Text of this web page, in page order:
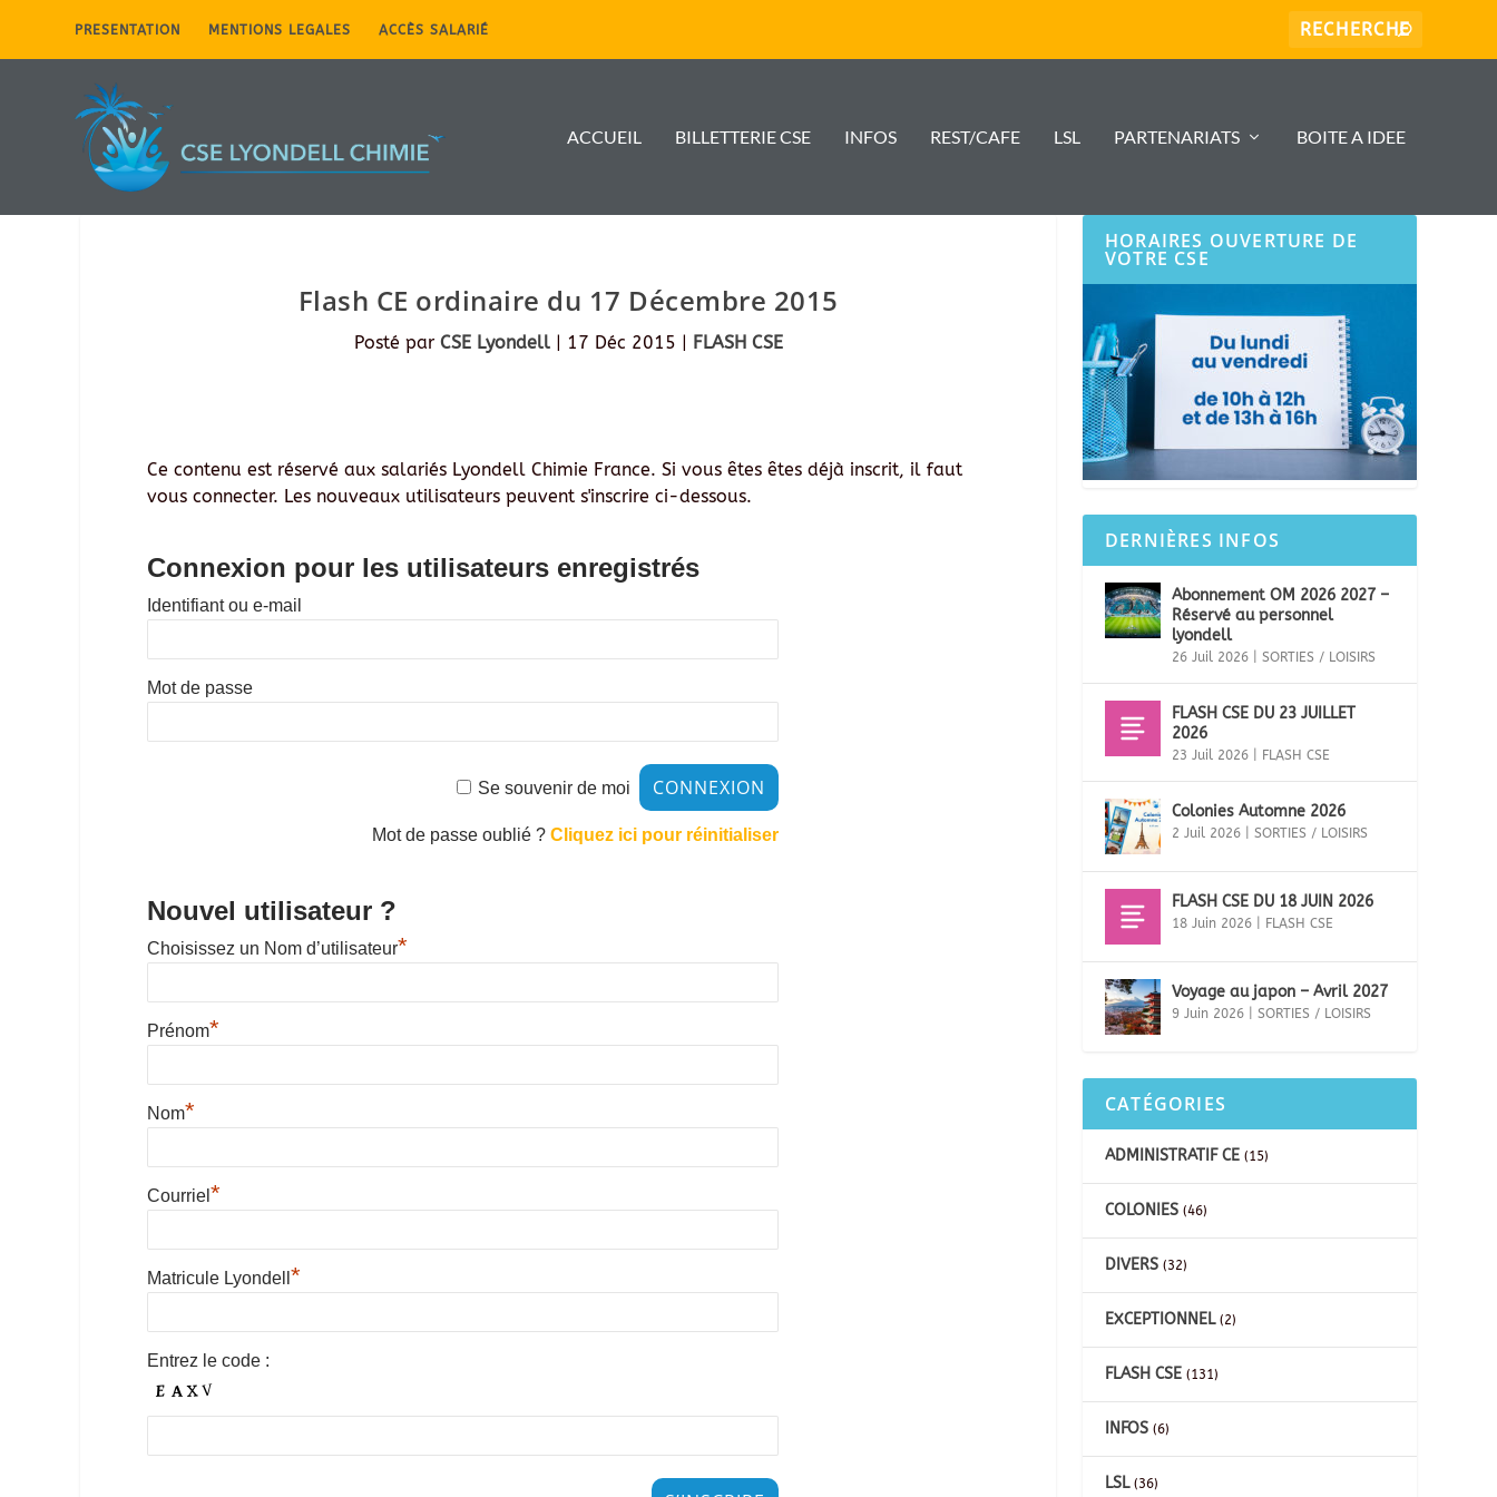
PRESENTATION MENTIONS LEGALES ACCÈS SALARIÉ
ACCUEIL BILLETTERIE CSE INFOS REST/CAFE LSL PARTENARIATS BOITE A IDEE
Flash CE ordinaire du 17 Décembre 2015
Posté par CSE Lyondell| 17 Déc 2015 | FLASH CSE
Ce contenu est réservé aux salariés Lyondell Chimie France. Si vous êtes êtes déjà inscrit, il faut
vous connecter. Les nouveaux utilisateurs peuvent s'inscrire ci-dessous.
Connexion pour les utilisateurs enregistrés
Identifiant ou e-mail
Mot de passe
Se souvenir de moi
Mot de passe oublié ? Cliquez ici pour réinitialiser
Nouvel utilisateur ?
Choisissez un Nom d’utilisateur*
Prénom*
Nom*
Courriel *
Matricule Lyondell *
Entrez le code :
HORAIRES OUVERTURE DE
VOTRE CSE
DERNIÈRES INFOS
Abonnement OM 2026 2027 –
Réservé au personnel
lyondell
26 Juil 2026 SORTIES / LOISIRS
FLASH CSE DU 23 JUILLET
2026
23 Juil 2026 FLASH CSE
Colonies Automne 2026
2 Juil 2026 SORTIES / LOISIRS
FLASH CSE DU 18 JUIN 2026
18 Juin 2026 FLASH CSE
Voyage au japon – Avril 2027
9 Juin 2026 SORTIES / LOISIRS
CATÉGORIES
ADMINISTRATIF CE (15)
COLONIES (46)
DIVERS (32)
EXCEPTIONNEL(2)
FLASH CSE (131)
INFOS (6)
LSL(36)